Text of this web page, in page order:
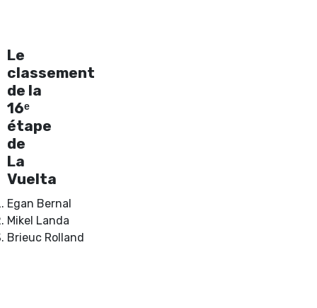
Le
classement
de la
16ᵉ
étape
de
La
Vuelta
Egan Bernal
Mikel Landa
Brieuc Rolland